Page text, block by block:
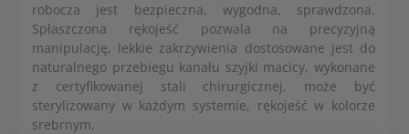
robocza jest bezpieczna, wygodna, sprawdzona.
Spłaszczona rękojeść pozwala na precyzyjną
manipulację, lekkie zakrzywienia dostosowane jest do
naturalnego przebiegu kanału szyjki macicy, wykonane
z certyfikowanej stali chirurgicznej, może być
sterylizowany w każdym systemie, rękojeść w kolorze
srebrnym.